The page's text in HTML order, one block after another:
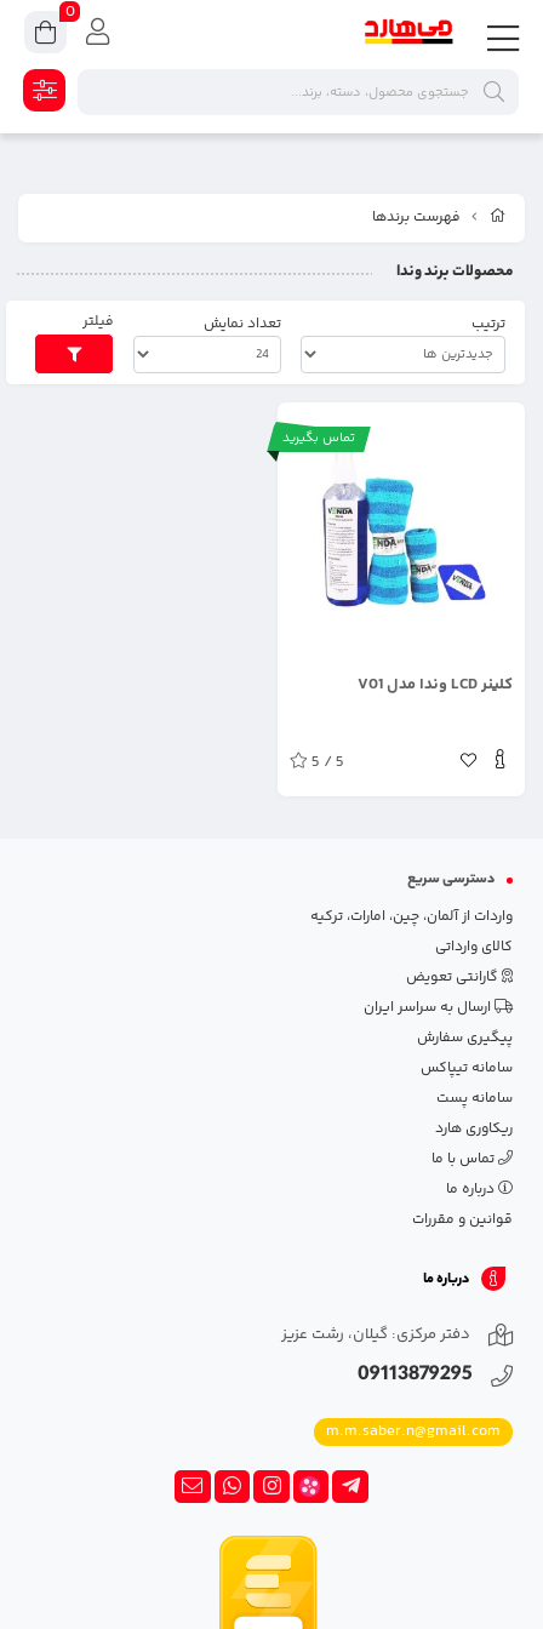
فهرست برندها
محصولات برند وندا
ترتیب تعداد نمایش فیلتر
تماس بگیرید
کلینر LCD وندا مدل V01
5 / 5
دسترسی سریع
واردات از آلمان، چین، امارات، ترکیه
کالای وارداتی
گارانتی تعویض
ارسال به سراسر ایران
پیگیری سفارش
سامانه تیپاکس
سامانه پست
ریکاوری هارد
تماس با ما
درباره ما
قوانین و مقررات
درباره ما
دفتر مرکزی: گیلان، رشت عزیز
09113879295
m.m.saber.n@gmail.com
0